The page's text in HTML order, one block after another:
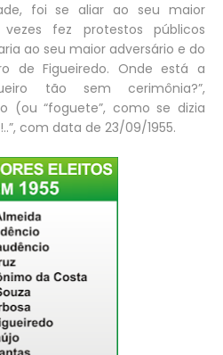
foi se aliar ao seu maior
fez protestos públicos
ao seu maior adversário e do
de Figueiredo. Onde está a
tão sem cerimônia?”,
(ou “foguete”, como se dizia
com data de 23/09/1955.